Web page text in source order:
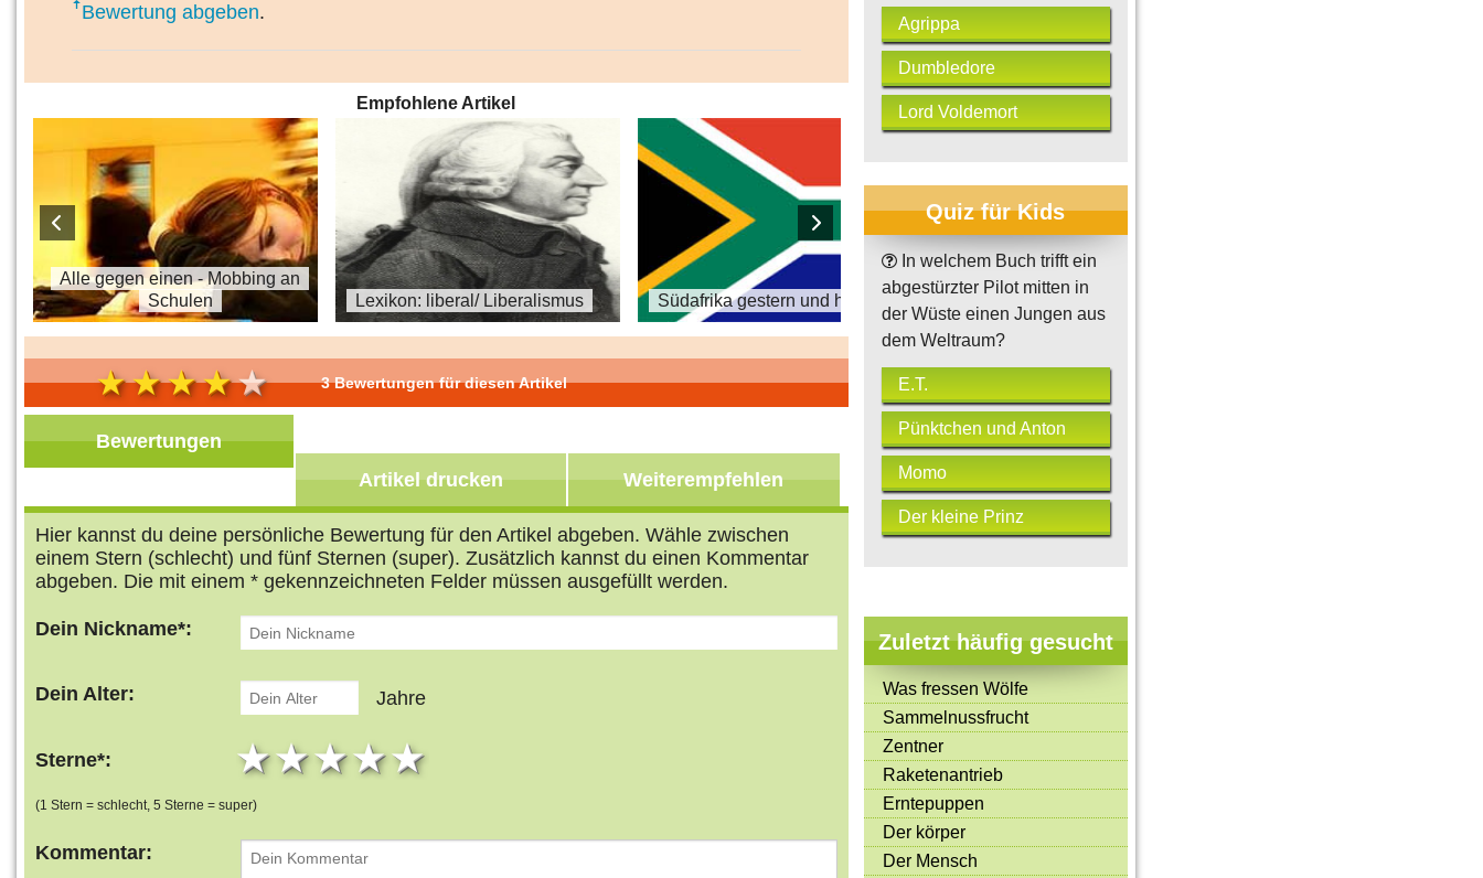
Bewertung abgeben.
Empfohlene Artikel
Alle gegen einen - Mobbing an
Schulen
Lexikon: liberal/ Liberalismus Südafrika gestern und heute
Vor 20 Jahren zerfiel die
3 Bewertungen für diesen Artikel
Bewertungen
Artikel drucken
Weiterempfehlen
Hier kannst du deine persönliche Bewertung für den Artikel abgeben. Wähle zwischen
einem Stern (schlecht) und fünf Sternen (super). Zusätzlich kannst du einen Kommentar
abgeben. Die mit einem * gekennzeichneten Felder müssen ausgefüllt werden.
Dein Nickname*:
Dein Alter: Jahre
Sterne*: 4 stars
3 stars
2 stars
1 star
(1 Stern = schlecht, 5 Sterne = super)
Kommentar:
Agrippa
Dumbledore
Lord Voldemort
Quiz für Kids
In welchem Buch trifft ein
abgestürzter Pilot mitten in
der Wüste einen Jungen aus
dem Weltraum?
E.T.
Pünktchen und Anton
Momo
Der kleine Prinz
Zuletzt häufig gesucht
Was fressen Wölfe
Sammelnussfrucht
Zentner
Raketenantrieb
Erntepuppen
Der körper
Der Mensch